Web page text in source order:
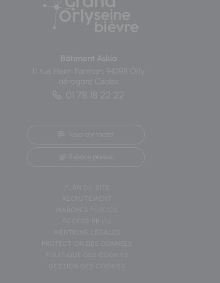
Bâtiment Askia
11 rue Henri Farman, 94398 Orly
aérogare Cedex
01 78 18 22 22
Nous contacter
Espace presse
PLAN DU SITE
RECRUTEMENT
MARCHÉS PUBLICS
ACCESSIBILITÉ
MENTIONS LÉGALES